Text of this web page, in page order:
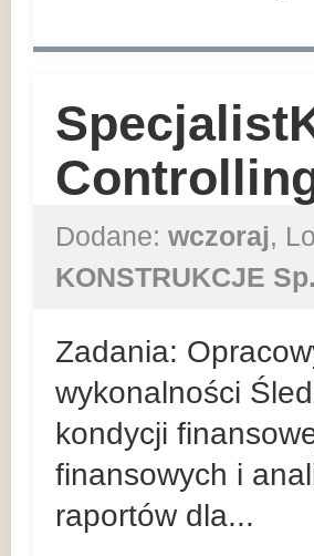
Dodane: wczoraj,
KONSTRUKCJE
Zadania:
wykonalności
kondycji
finansowych i
raportów dla...